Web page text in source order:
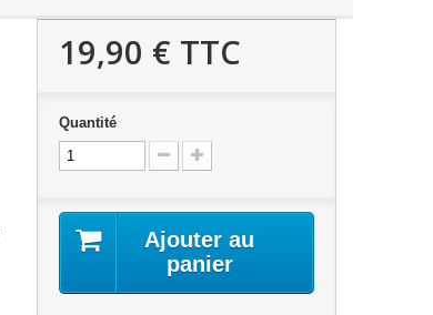
19,90 € TTC
Quantité
Ajouter au
panier